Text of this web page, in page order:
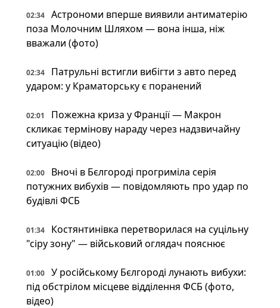
02:34
Астрономи вперше виявили антиматерію
поза Молочним Шляхом — вона інша, ніж
вважали (фото)
02:34
Патрульні встигли вибігти з авто перед
ударом: у Краматорську є поранений
02:01
Пожежна криза у Франції — Макрон
скликає термінову нараду через надзвичайну
ситуацію (відео)
02:00
Вночі в Бєлгороді прогриміла серія
потужних вибухів — повідомляють про удар по
будівлі ФСБ
01:34
Костянтинівка перетворилася на суцільну
"сіру зону" — військовий оглядач пояснює
01:00
У російському Бєлгороді лунають вибухи:
під обстрілом місцеве відділення ФСБ (фото,
відео)